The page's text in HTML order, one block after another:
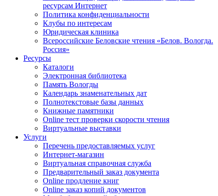
ресурсам Интернет
Политика конфиденциальности
Клубы по интересам
Юридическая клиника
Всероссийские Беловские чтения «Белов. Вологда.
Россия»
Ресурсы
Каталоги
Электронная библиотека
Память Вологды
Календарь знаменательных дат
Полнотекстовые базы данных
Книжные памятники
Online тест проверки скорости чтения
Виртуальные выставки
Услуги
Перечень предоставляемых услуг
Интернет-магазин
Виртуальная справочная служба
Предварительный заказ документа
Online продление книг
Online заказ копий документов